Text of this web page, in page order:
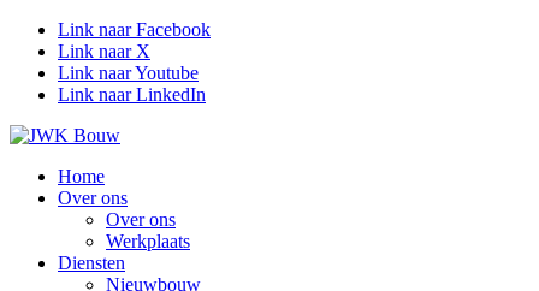
Link naar Facebook
Link naar X
Link naar Youtube
Link naar LinkedIn
Home
Over ons
Over ons
Werkplaats
Diensten
Nieuwbouw